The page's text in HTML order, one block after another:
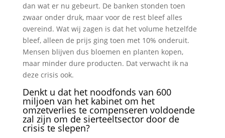
dan wat er nu gebeurt. De banken stonden toen
zwaar onder druk, maar voor de rest bleef alles
overeind. Wat wij zagen is dat het volume hetzelfde
bleef, alleen de prijs ging toen met 10% onderuit.
Mensen blijven dus bloemen en planten kopen,
maar minder dure producten. Dat verwacht ik na
deze crisis ook.
Denkt u dat het noodfonds van 600
miljoen van het kabinet om het
omzetverlies te compenseren voldoende
zal zijn om de sierteeltsector door de
crisis te slepen?